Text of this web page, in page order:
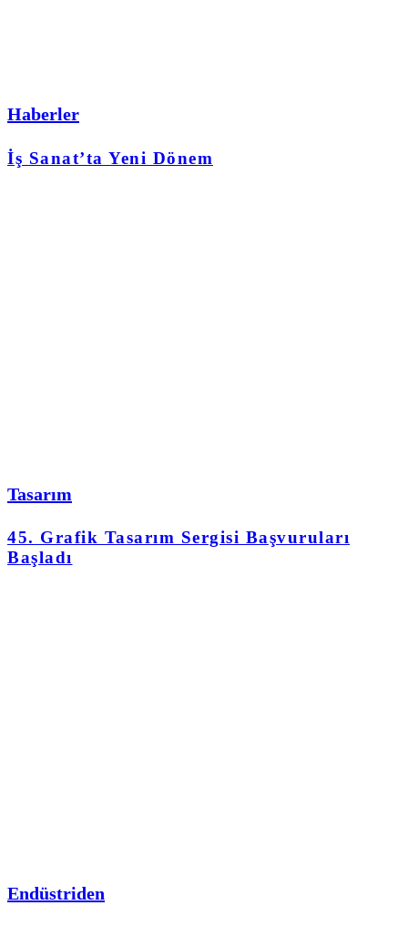
Haberler
İş Sanat’ta Yeni Dönem
Tasarım
45. Grafik Tasarım Sergisi Başvuruları
Başladı
Endüstriden